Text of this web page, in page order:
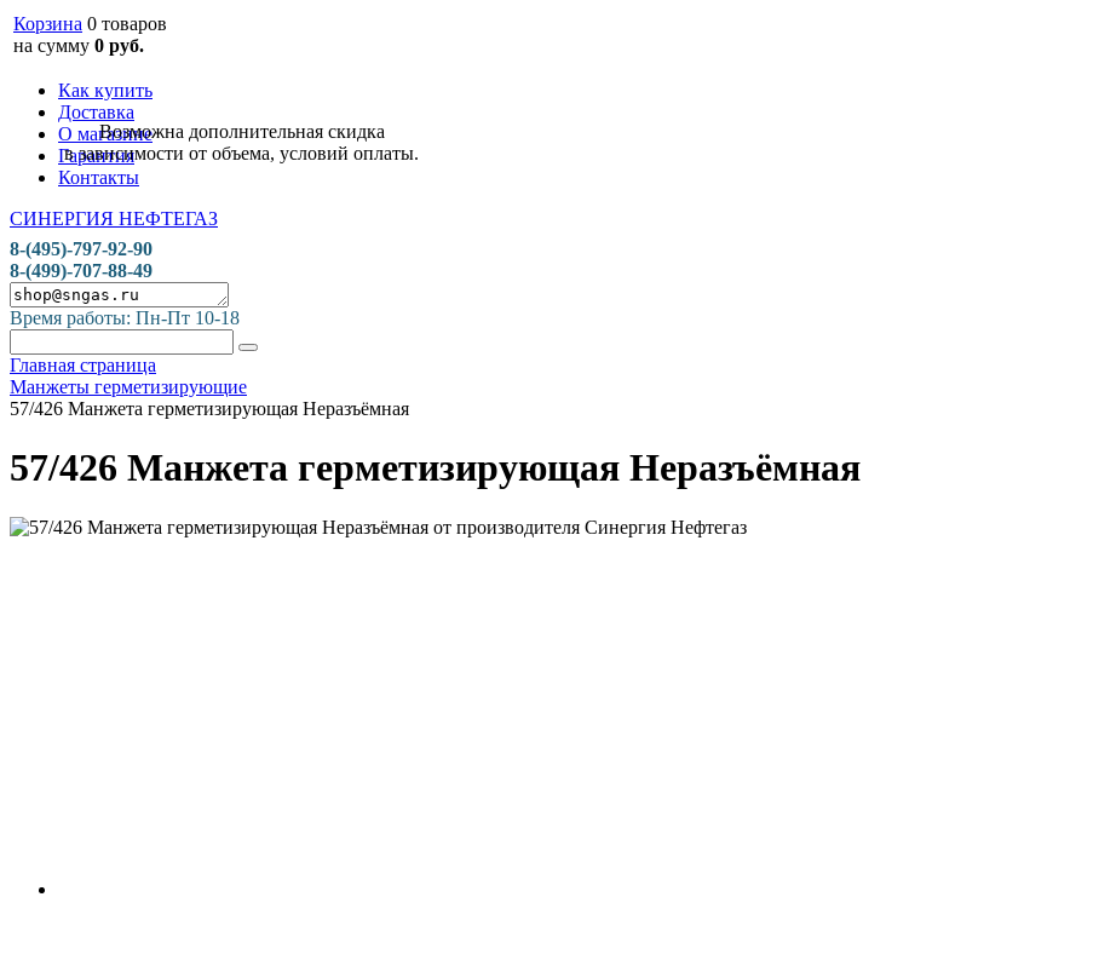
Корзина 0 товаров
на сумму 0 руб.
Как купить
Доставка
О магазине
Гарантия
Контакты
СИНЕРГИЯ НЕФТЕГАЗ
Возможна дополнительная скидка
в зависимости от объема, условий оплаты.
8-(495)-797-92-90
8-(499)-707-88-49
Время работы: Пн-Пт 10-18
Главная страница
Манжеты герметизирующие
57/426 Манжета герметизирующая Неразъёмная
57/426 Манжета герметизирующая Неразъёмная